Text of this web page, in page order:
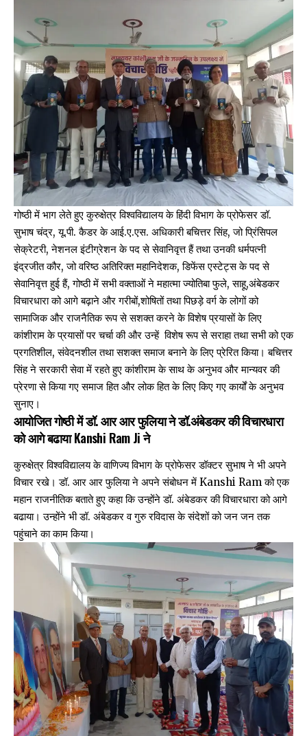
गोष्ठी में भाग लेते हुए कुरुक्षेत्र विश्वविद्यालय के हिंदी विभाग के प्रोफेसर डॉ.
सुभाष चंद्र, यू.पी. कैडर के आई.ए.एस. अधिकारी बचित्तर सिंह, जो प्रिंसिपल
सेक्रेटरी, नेशनल इंटीग्रेशन के पद से सेवानिवृत्त हैं तथा उनकी धर्मपत्नी
इंद्रजीत कौर, जो वरिष्ठ अतिरिक्त महानिदेशक, डिफेंस एस्टेट्स के पद से
सेवानिवृत्त हुई हैं, गोष्ठी में सभी वक्ताओं ने महात्मा ज्योतिबा फुले, साहू,अंबेडकर
विचारधारा को आगे बढ़ाने और गरीबों,शोषितों तथा पिछड़े वर्ग के लोगों को
सामाजिक और राजनैतिक रूप से सशक्त करने के विशेष प्रयासों के लिए
कांशीराम के प्रयासों पर चर्चा की और उन्हें विशेष रूप से सराहा तथा सभी को एक
प्रगतिशील, संवेदनशील तथा सशक्त समाज बनाने के लिए प्रेरित किया। बचित्तर
सिंह ने सरकारी सेवा में रहते हुए कांशीराम के साथ के अनुभव और मान्यवर की
प्रेरणा से किया गए समाज हित और लोक हित के लिए किए गए कार्यों के अनुभव
सुनाए।
आयोजित गोष्ठी में डॉ. आर आर फुलिया ने डॉ.अंबेडकर की विचारधारा
को आगे बढाया Kanshi Ram Ji ने
कुरुक्षेत्र विश्वविद्यालय के वाणिज्य विभाग के प्रोफेसर डॉक्टर सुभाष ने भी अपने
विचार रखे। डॉ. आर आर फुलिया ने अपने संबोधन में Kanshi Ram को एक
महान राजनीतिक बताते हुए कहा कि उन्होंने डॉ. अंबेडकर की विचारधारा को आगे
बढाया। उन्होंने भी डॉ. अंबेडकर व गुरु रविदास के संदेशों को जन जन तक
पहुंचाने का काम किया।